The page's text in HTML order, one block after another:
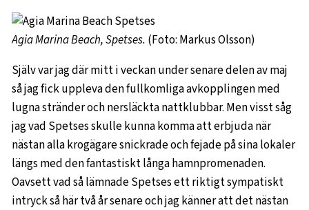
Agia Marina Beach, Spetses. (Foto: Markus Olsson)
Själv var jag där mitt i veckan under senare delen av maj
så jag fick uppleva den fullkomliga avkopplingen med
lugna stränder och nersläckta nattklubbar. Men visst såg
jag vad Spetses skulle kunna komma att erbjuda när
nästan alla krogägare snickrade och fejade på sina lokaler
längs med den fantastiskt långa hamnpromenaden.
Oavsett vad så lämnade Spetses ett riktigt sympatiskt
intryck så här två år senare och jag känner att det nästan